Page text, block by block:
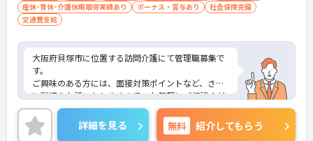
産休･育休･介護休暇取得実績あり
ボーナス・賞与あり
社会保険完備
交通費支給
大阪府貝塚市に位置する訪問介護にて管理職募集で
す。
ご興味のある方には、面接対策ポイントなど、さら
に詳細をお話いたしますので、お気軽にご相談くだ
さい。
詳細を見る 無料 紹介してもらう